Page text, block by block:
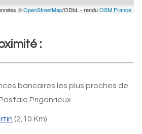
©OpenStreetMap/ODbL - renduOSM France
:
bancaires les plus proches de
Prigonrieux
(2,10 Km)